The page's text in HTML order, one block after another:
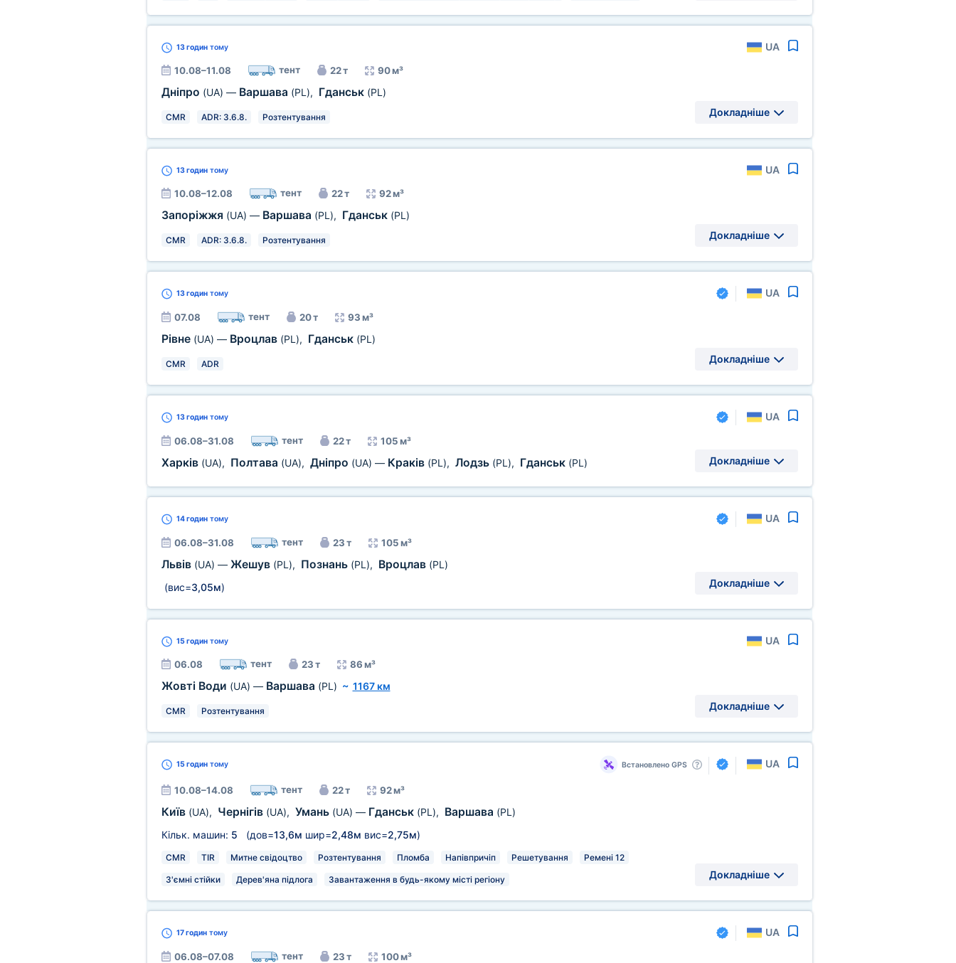
13 годинтому UA
10.08–11.08 тент 22 т 90 м³
Дніпро (UA) — Варшава (PL), Гданськ (PL)
CMR ADR: 3.6.8. Розтентування Докладніше
13 годинтому UA
10.08–12.08 тент 22 т 92 м³
Запоріжжя (UA) — Варшава (PL), Гданськ (PL)
CMR ADR: 3.6.8. Розтентування Докладніше
13 годинтому UA
07.08 тент 20 т 93 м³
Рівне (UA) — Вроцлав (PL), Гданськ (PL)
CMR ADR Докладніше
13 годинтому UA
06.08–31.08 тент 22 т 105 м³
Харків (UA), Полтава (UA), Дніпро (UA) — Краків (PL), Лодзь (PL), Гданськ (PL) Докладніше
14 годинтому UA
06.08–31.08 тент 23 т 105 м³
Львів (UA) — Жешув (PL), Познань (PL), Вроцлав (PL)
(вис=3,05м) Докладніше
15 годинтому UA
06.08 тент 23 т 86 м³
Жовті Води (UA) — Варшава (PL) ~ 1167 км
CMR Розтентування Докладніше
15 годинтому Встановлено GPS UA
10.08–14.08 тент 22 т 92 м³
Київ (UA), Чернігів (UA), Умань (UA) — Гданськ (PL), Варшава (PL)
Кільк. машин: 5 (дов=13,6м шир=2,48м вис=2,75м)
CMR TIR Митне свідоцтво Розтентування Пломба Напівпричіп Решетування Ремені 12
З'ємні стійки Дерев'яна підлога Завантаження в будь-якому місті регіону Докладніше
17 годинтому UA
06.08–07.08 тент 23 т 100 м³